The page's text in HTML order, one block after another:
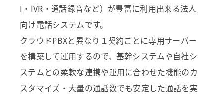
I・IVR・通話録音など）が豊富に利用出来る法人
向け電話システムです。
クラウドPBXと異なり１契約ごとに専用サーバー
を構築して運用するので、基幹システムや自社シ
ステムとの柔軟な連携や運用に合わせた機能のカ
スタマイズ・大量の通話数でも安定した通話を実